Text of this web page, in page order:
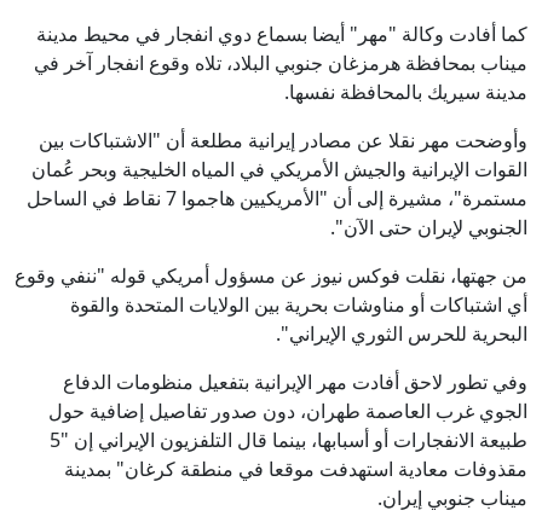
كما أفادت وكالة "مهر" أيضا بسماع دوي انفجار في محيط مدينة
ميناب بمحافظة هرمزغان جنوبي البلاد، تلاه وقوع انفجار آخر في
مدينة سيريك بالمحافظة نفسها.
وأوضحت مهر نقلا عن مصادر إيرانية مطلعة أن "الاشتباكات بين
القوات الإيرانية والجيش الأمريكي في المياه الخليجية وبحر عُمان
مستمرة"، مشيرة إلى أن "الأمريكيين هاجموا 7 نقاط في الساحل
الجنوبي لإيران حتى الآن".
من جهتها، نقلت فوكس نيوز عن مسؤول أمريكي قوله "ننفي وقوع
أي اشتباكات أو مناوشات بحرية بين الولايات المتحدة والقوة
البحرية للحرس الثوري الإيراني".
وفي تطور لاحق أفادت مهر الإيرانية بتفعيل منظومات الدفاع
الجوي غرب العاصمة طهران، دون صدور تفاصيل إضافية حول
طبيعة الانفجارات أو أسبابها، بينما قال التلفزيون الإيراني إن "5
مقذوفات معادية استهدفت موقعا في منطقة كرغان" بمدينة
ميناب جنوبي إيران.